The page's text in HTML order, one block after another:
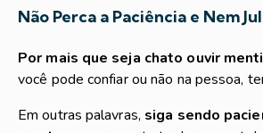
Não Perca a Paciência e Nem
Por mais que seja chato ouvir
você pode confiar ou não na pessoa,
Em outras palavras, siga sendo